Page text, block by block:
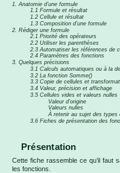
1. Anatomie d’une formule
1.1 Formule et résultat
1.2 Cellule et résultat
1.3 Composition d’une formule
2. Rédiger une formule
2.1 Priorité des opérateurs
2.2 Utiliser les parenthèses
2.3 Automatiser les références de
2.4 Paramètres des fonctions
3. Quelques précisions
3.1 Calculs automatiques ou à la
3.2 La fonction Somme()
3.3 Copie de cellules et
3.4 Valeur, précision et affichage
3.5 Cellules vides et valeurs nulles
Valeur d’origine
Valeurs nulles
À retenir au sujet des types
3.6 Fiches de présentation des
Présentation
Cette fiche rassemble ce qu’il faut
les fonctions.